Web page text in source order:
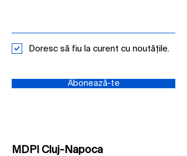
Doresc să fiu la curent cu noutățile.
Abonează-te
MDPI Cluj-Napoca